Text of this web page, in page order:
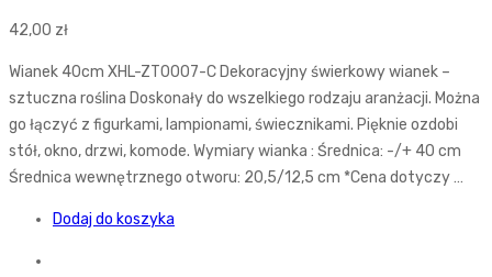
42,00 zł
Wianek 40cm XHL-ZT0007-C Dekoracyjny świerkowy wianek –
sztuczna roślina Doskonały do wszelkiego rodzaju aranżacji. Można
go łączyć z figurkami, lampionami, świecznikami. Pięknie ozdobi
stół, okno, drzwi, komode. Wymiary wianka : Średnica: -/+ 40 cm
Średnica wewnętrznego otworu: 20,5/12,5 cm *Cena dotyczy …
Dodaj do koszyka